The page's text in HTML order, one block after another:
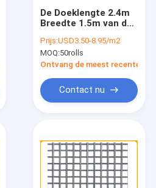
De Doeklengte 2.4m
Breedte 1.5m van de
Gegalvaniseerde
Hardware
Prijs:USD3.50-8.95/m2
MOQ:50rolls
Ontvang de meest recente
Contact nu